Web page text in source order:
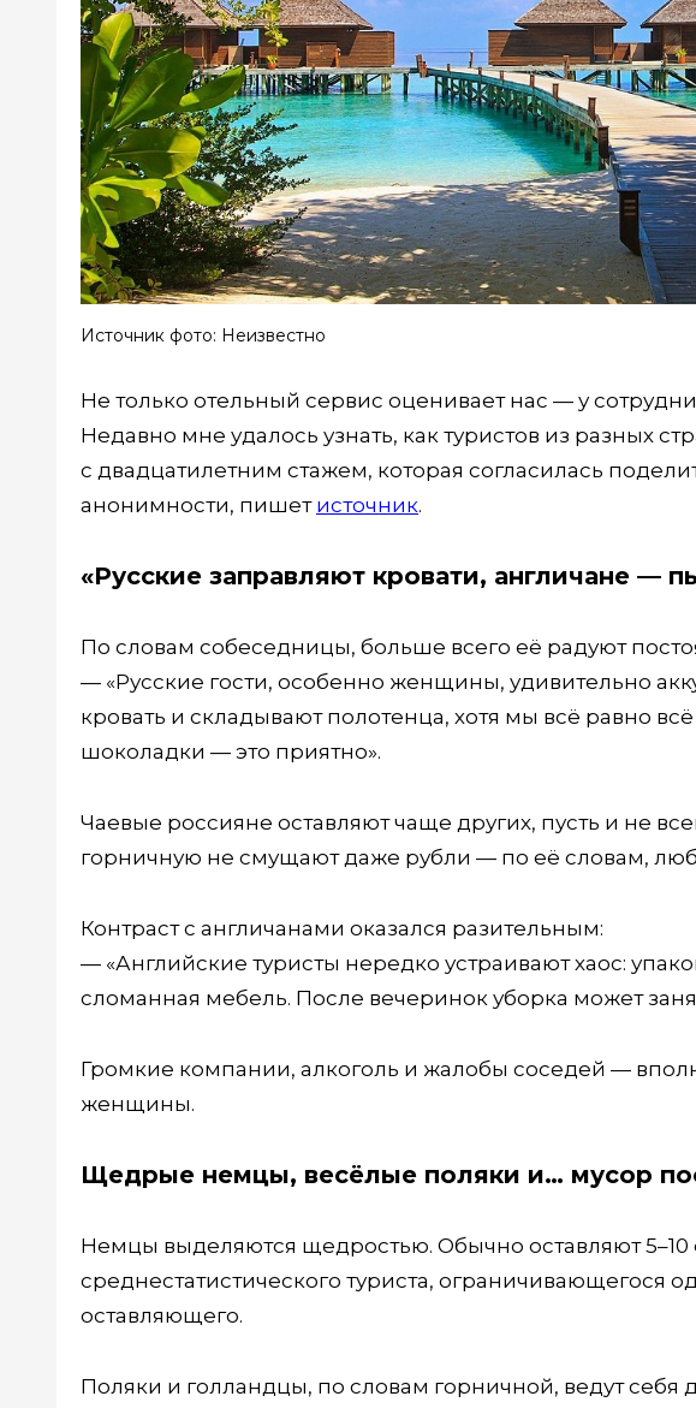
Источник фото: Неизвестно
Не только отельный сервис оценивает нас — у
Недавно мне удалось узнать, как туристов из разных
с двадцатилетним стажем, которая согласилась
анонимности, пишет источник.
«Русские заправляют кровати, англичане —
По словам собеседницы, больше всего её радуют
— «Русские гости, особенно женщины, удивительно
кровать и складывают полотенца, хотя мы всё равно
шоколадки — это приятно».
Чаевые россияне оставляют чаще других, пусть и не
горничную не смущают даже рубли — по её словам,
Контраст с англичанами оказался разительным:
— «Английские туристы нередко устраивают хаос:
сломанная мебель. После вечеринок уборка может
Громкие компании, алкоголь и жалобы соседей —
женщины.
Щедрые немцы, весёлые поляки и… мусор
Немцы выделяются щедростью. Обычно оставляют 5–10
среднестатистического туриста, ограничивающегося
оставляющего.
Поляки и голландцы, по словам горничной, ведут себя